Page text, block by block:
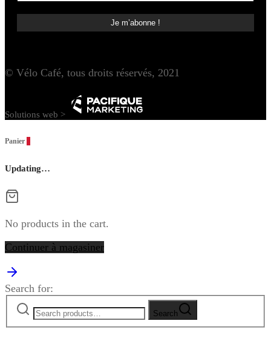
© Vélo Café, tous droits réservés, 2021
Solutions web >
Panier
Updating…
No products in the cart.
Continuer à magasiner
Search for:
Search